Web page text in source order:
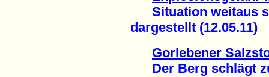
Situation weitaus
dargestellt (12.05.11)
Gorlebener
Der Berg schlägt